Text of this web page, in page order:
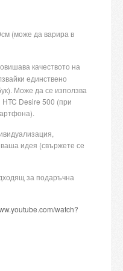
(може да варира в
качеството на
единствено
Може да се използва
HTC Desire 500 (при
идея (свържете се
за подаръчна
watch?